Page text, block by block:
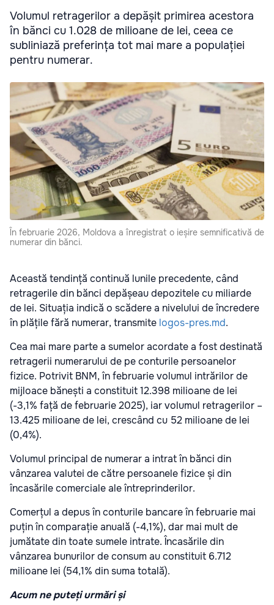
Volumul retragerilor a depășit primirea acestora
în bănci cu 1.028 de milioane de lei, ceea ce
subliniază preferința tot mai mare a populației
pentru numerar.
În februarie 2026, Moldova a înregistrat o ieșire semnificativă de
numerar din bănci.
Această tendință continuă lunile precedente, când
retragerile din bănci depășeau depozitele cu miliarde
de lei. Situația indică o scădere a nivelului de încredere
în plățile fără numerar, transmite logos-pres.md.
Cea mai mare parte a sumelor acordate a fost destinată
retragerii numerarului de pe conturile persoanelor
fizice. Potrivit BNM, în februarie volumul intrărilor de
mijloace bănești a constituit 12.398 milioane de lei
(-3,1% față de februarie 2025), iar volumul retragerilor –
13.425 milioane de lei, crescând cu 52 milioane de lei
(0,4%).
Volumul principal de numerar a intrat în bănci din
vânzarea valutei de către persoanele fizice și din
încasările comerciale ale întreprinderilor.
Comerțul a depus în conturile bancare în februarie mai
puțin în comparație anuală (-4,1%), dar mai mult de
jumătate din toate sumele intrate. Încasările din
vânzarea bunurilor de consum au constituit 6.712
milioane lei (54,1% din suma totală).
Acum ne puteți urmări și